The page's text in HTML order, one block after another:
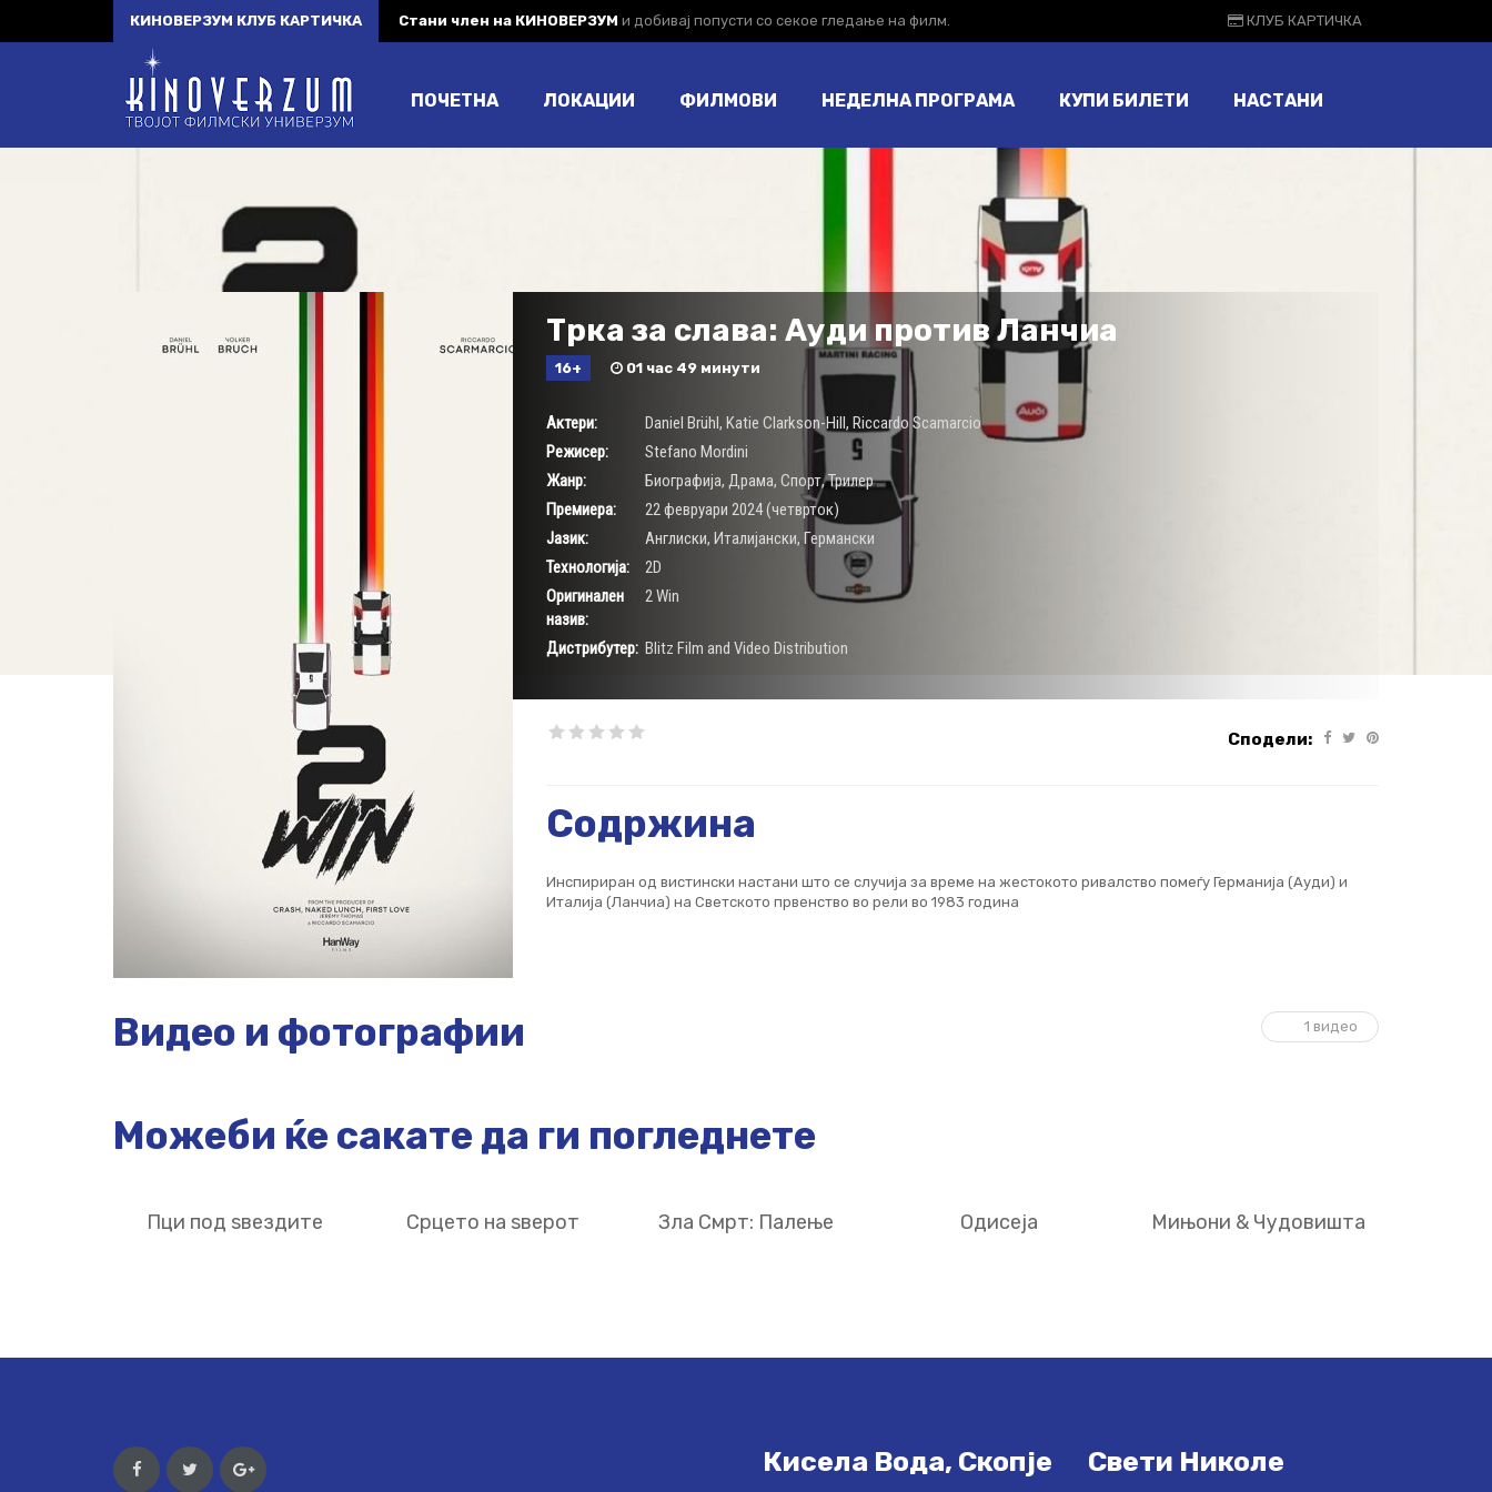
КИНОВЕРЗУМ КЛУБ КАРТИЧКА Стани член на КИНОВЕРЗУМ и добивај попусти со секое гледање на филм. КЛУБ КАРТИЧКА
ПОЧЕТНА ЛОКАЦИИ ФИЛМОВИ НЕДЕЛНА ПРОГРАМА КУПИ БИЛЕТИ НАСТАНИ
Трка за слава: Ауди против Ланчиа
16+ 01 час 49 минути
Актери: Daniel Brühl, Katie Clarkson-Hill, Riccardo Scamarcio
Режисер:
Stefano Mordini
Жанр:
Биографија, Драма, Спорт,Трилер
Премиера:
22 февруари 2024 (четврток)
Јазик:
Aнглиски, Италијански, Германски
Технологија:
2D
Оригинален
назив:
2 Win
Дистрибутер: Blitz Film and Video Distribution
Сподели:
Содржина
Инспириран од вистински настани што се случија за време на жестокото ривалство помеѓу Германија (Ауди) и
Италија (Ланчиа) на Светското првенство во рели во 1983 година
Видео и фотографии 1 видео
Можеби ќе сакате да ги погледнете
Пци под ѕвездите Срцето на ѕверот Зла Смрт: Палење Одисеја Мињони & Чудовишта
Кисела Вода, Скопје Свети Николе